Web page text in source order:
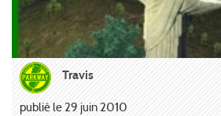
Travis
publié le 29 juin 2010